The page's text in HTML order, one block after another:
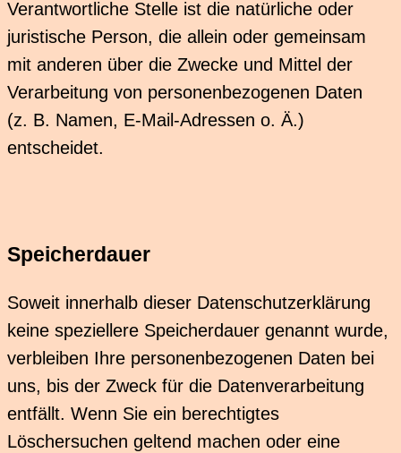
Verantwortliche Stelle ist die natürliche oder
juristische Person, die allein oder gemeinsam
mit anderen über die Zwecke und Mittel der
Verarbeitung von personenbezogenen Daten
(z. B. Namen, E-Mail-Adressen o. Ä.)
entscheidet.
Speicherdauer
Soweit innerhalb dieser Datenschutzerklärung
keine speziellere Speicherdauer genannt wurde,
verbleiben Ihre personenbezogenen Daten bei
uns, bis der Zweck für die Datenverarbeitung
entfällt. Wenn Sie ein berechtigtes
Löschersuchen geltend machen oder eine